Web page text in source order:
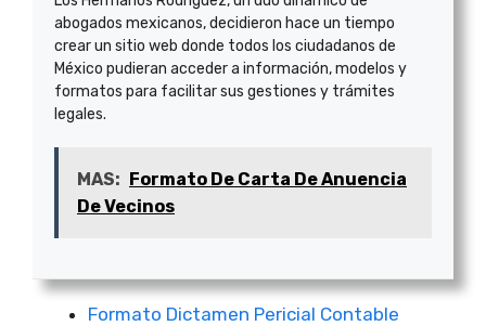
abogados mexicanos, decidieron hace un tiempo
crear un sitio web donde todos los ciudadanos de
México pudieran acceder a información, modelos y
formatos para facilitar sus gestiones y trámites
legales.
MAS: Formato De Carta De Anuencia
De Vecinos
Formato Dictamen Pericial Contable